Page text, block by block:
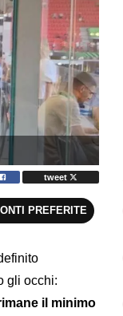
tweet
PREFERITE
gli occhi:
il minimo